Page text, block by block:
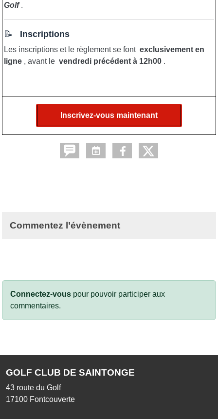
Golf.
📝 Inscriptions
Les inscriptions et le règlement se font exclusivement en
ligne , avant le vendredi précédent à 12h00 .
Inscrivez-vous maintenant
Commentez l’évènement
Connectez-vous pour pouvoir participer aux
commentaires.
GOLF CLUB DE SAINTONGE
43 route du Golf
17100 Fontcouverte